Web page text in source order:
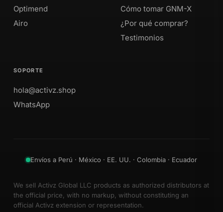
Optimend
Airo
Cómo tomar GNM-X
¿Por qué comprar?
Testimonios
SOPORTE
hola@activz.shop
WhatsApp
Envíos a Perú · México · EE. UU. · Colombia · Ecuador
We sell Activz Global LLC products as authorized distributors at
the official price, with no markup, without constituting an
official Activz extension or representation.